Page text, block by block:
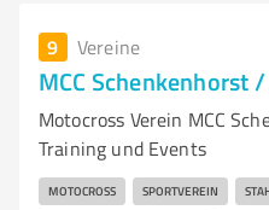
9 Vereine
MCC Schenkenhorst
Motocross Verein MCC
Training und Events
MOTOCROSS SPORTVEREIN